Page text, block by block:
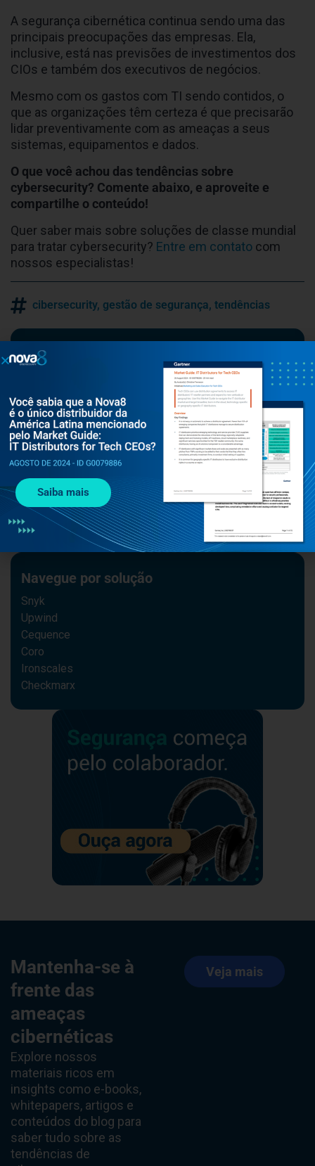
A segurança cibernética continua sendo uma das
principais preocupações das empresas. Ela,
inclusive, está nas previsões de investimentos dos
CIOs e também dos executivos de negócios.
Mesmo com os gastos com TI sendo contidos, o
que as organizações têm certeza é que precisarão
lidar preventivamente com as ameaças a seus
sistemas, equipamentos e dados.
O que você achou das tendências sobre
cybersecurity? Comente abaixo, e aproveite e
compartilhe o conteúdo!
Quer saber mais sobre soluções de classe mundial
para tratar cybersecurity? Entre em contato com
nossos especialistas!
cibersecurity, gestão de segurança, tendências
Navegue por tema
#cybersecurity
Notícias
Upwind
Cequence
#cybercrime
#IA
Segurança na Nuvem
Checkmarx
Navegue por solução
Snyk
Upwind
Cequence
Coro
Ironscales
Checkmarx
Mantenha-se à
frente das
ameaças
cibernéticas
Explore nossos
materiais ricos em
insights como e-books,
whitepapers, artigos e
conteúdos do blog para
saber tudo sobre as
tendências de
Veja mais
Saiba mais